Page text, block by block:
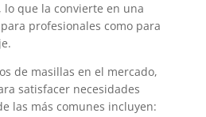
lo que la convierte en una
profesionales como para
de masillas en el mercado,
satisfacer necesidades
las más comunes incluyen: